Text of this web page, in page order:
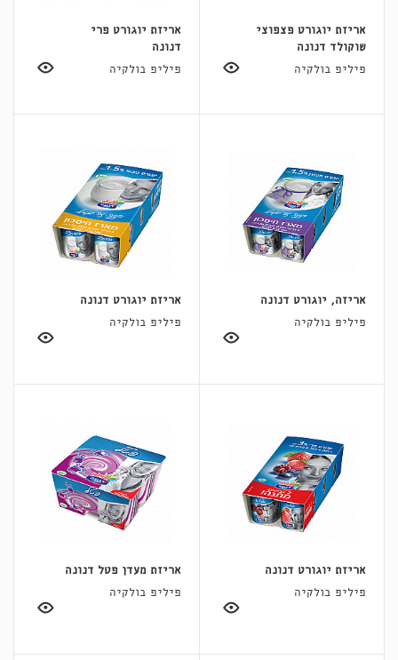
אריזת יוגורט פצפוצי
שוקולד דנונה
פיליפ בולקיה
אריזת יוגורט פרי
דנונה
פיליפ בולקיה
אריזה, יוגורט דנונה
פיליפ בולקיה
אריזת יוגורט דנונה
פיליפ בולקיה
אריזת יוגורט דנונה
פיליפ בולקיה
אריזת מעדן פטל דנונה
פיליפ בולקיה